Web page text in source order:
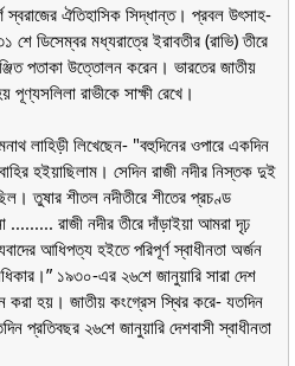
স্বরাজের ঐতিহাসিক সিদ্ধান্ত। প্রবল উৎসাহ-
শে ডিসেম্বর মধ্যরাত্রে ইরাবতীর (রাভি) তীরে
পতাকা উত্তোলন করেন। ভারতের জাতীয়
রাভীকে সাক্ষী রেখে।
লাহিড়ী লিখেছেন- "বহুদিনের ওপারে একদিন
হইয়াছিলাম। সেদিন রাজী নদীর নিস্তক দুই
তুষার শীতল নদীতীরে শীতের প্রচণ্ড
......... রাজী নদীর তীরে দাঁড়াইয়া আমরা দৃঢ়
আধিপত্য হইতে পরিপূর্ণ স্বাধীনতা অর্জন
১৯৩০-এর ২৬শে জানুয়ারি সারা দেশ
করা হয়। জাতীয় কংগ্রেস স্থির করে- যতদিন
প্রতিবছর ২৬শে জানুয়ারি দেশবাসী স্বাধীনতা